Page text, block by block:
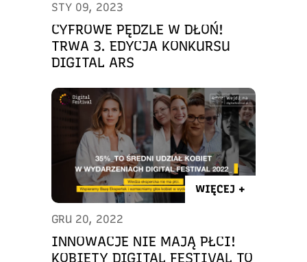
STY 09, 2023
CYFROWE PĘDZLE W DŁOŃ!
TRWA 3. EDYCJA KONKURSU
DIGITAL ARS
WIĘCEJ +
GRU 20, 2022
INNOWACJE NIE MAJĄ PŁCI!
KOBIETY DIGITAL FESTIVAL TO